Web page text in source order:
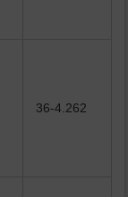
36-4.262